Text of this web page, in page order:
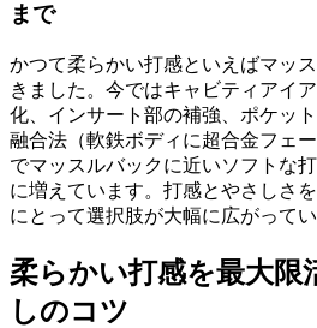
まで
かつて柔らかい打感といえばマッ
きました。今ではキャビティアイ
化、インサート部の補強、ポケッ
融合法（軟鉄ボディに超合金フェ
でマッスルバックに近いソフトな
に増えています。打感とやさしさ
にとって選択肢が大幅に広がってい
柔らかい打感を最大限
しのコツ